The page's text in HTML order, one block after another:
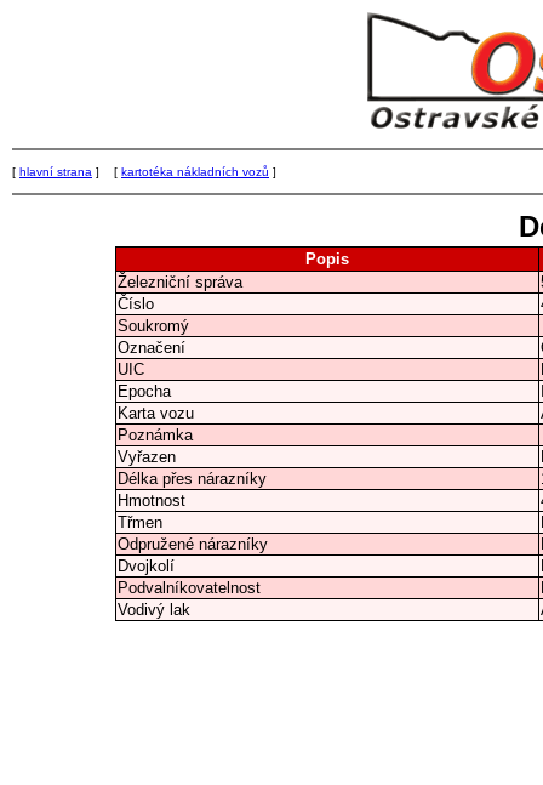
[ hlavní strana ] [ kartotéka nákladních vozů ]
Popis
Železniční správa
Číslo
Soukromý
Označení
UIC
Epocha
Karta vozu
Poznámka
Vyřazen
Délka přes nárazníky
Hmotnost
Třmen
Odpružené nárazníky
Dvojkolí
Podvalníkovatelnost
Vodivý lak